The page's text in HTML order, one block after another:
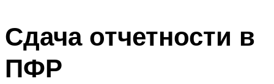
Сдача отчетности в
ПФР